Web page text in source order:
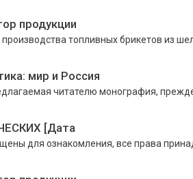
продукции
топливных брикетов из
мир и Россия
читателю монография,
[Дата
для ознакомления, все права